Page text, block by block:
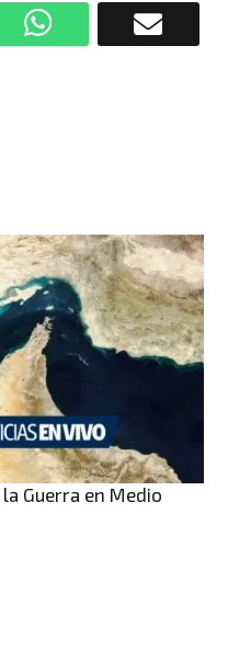
Guerra en Medio